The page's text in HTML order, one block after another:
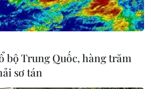
bộ Trung Quốc, hàng trăm
sơ tán